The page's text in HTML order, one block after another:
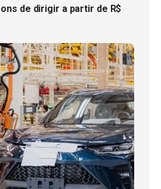
de dirigir a partir de R$